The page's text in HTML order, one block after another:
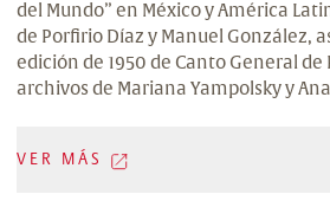
del Mundo” en México y América
de Porfirio Díaz y Manuel González,
edición de 1950 de Canto General de
archivos de Mariana Yampolsky y
VER MÁS